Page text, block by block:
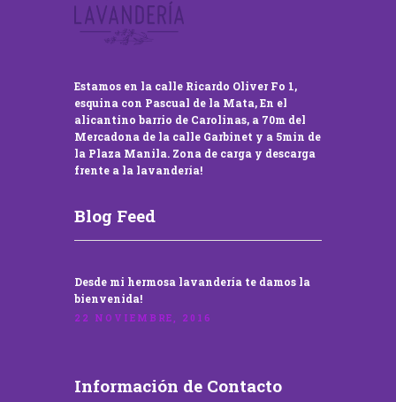
Estamos en la calle Ricardo Oliver Fo 1,
esquina con Pascual de la Mata, En el
alicantino barrio de Carolinas, a 70m del
Mercadona de la calle Garbinet y a 5min de
la Plaza Manila. Zona de carga y descarga
frente a la lavandería!
Blog Feed
Desde mi hermosa lavandería te damos la
bienvenida!
22 NOVIEMBRE, 2016
Información de Contacto